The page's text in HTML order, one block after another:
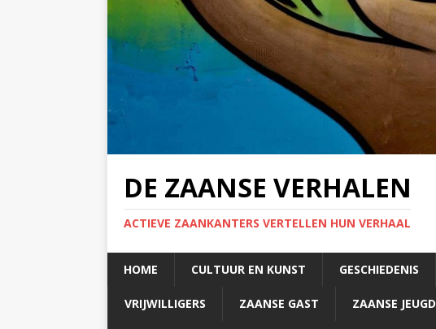
DE ZAANSE VERHALEN
ACTIEVE ZAANKANTERS VERTELLEN HUN VERHAAL
HOME CULTUUR EN KUNST GESCHIEDENIS
VRIJWILLIGERS ZAANSE GAST ZAANSE JEUGD